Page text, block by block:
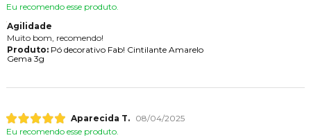
Eu recomendo esse produto.
Agilidade
Muito bom, recomendo!
Produto:Pó decorativo Fab! Cintilante Amarelo
Gema 3g
Aparecida T.
08/04/2025
Eu recomendo esse produto.